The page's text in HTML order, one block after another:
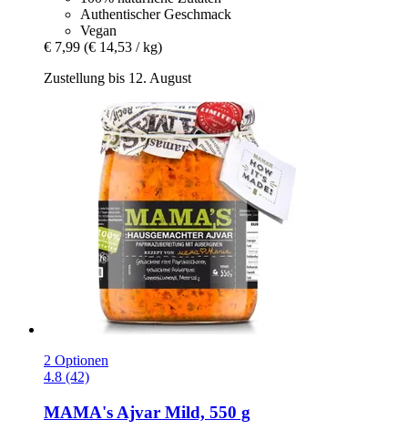
Authentischer Geschmack
Vegan
€ 7,99 (€ 14,53 / kg)
Zustellung bis 12. August
2 Optionen
4.8 (42)
MAMA's Ajvar Mild, 550 g